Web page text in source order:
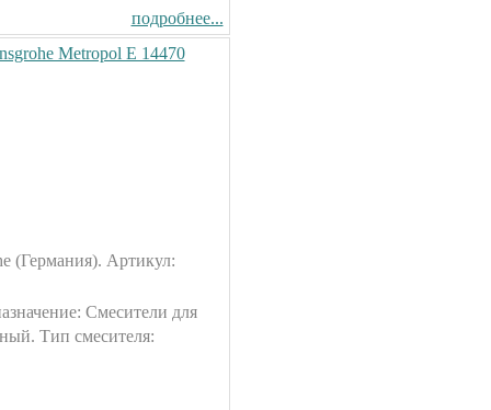
подробнее...
Metropol E 14470
(Германия). Артикул:
Смесители для
Тип смесителя: